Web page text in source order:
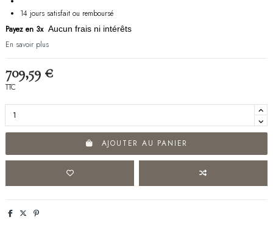
14 jours satisfait ou remboursé
Payez en 3x Aucun frais ni intérêts
En savoir plus
709,59 €
TTC
AJOUTER AU PANIER